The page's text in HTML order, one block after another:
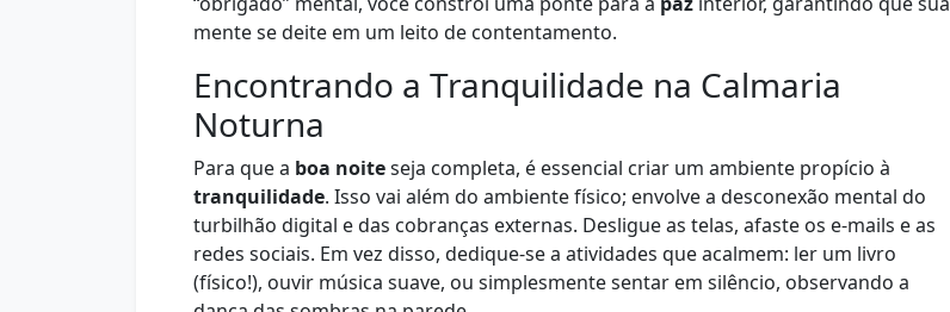
mente se deite em um leito de contentamento.
Encontrando a Tranquilidade na Calmaria
Noturna
Para que a boa noiteseja completa, é essencial criar um ambiente propício à
tranquilidade. Isso vai além do ambiente físico; envolve a desconexão mental do
turbilhão digital e das cobranças externas. Desligue as telas, afaste os e-mails e as
redes sociais. Em vez disso, dedique-se a atividades que acalmem: ler um livro
(físico!), ouvir música suave, ou simplesmente sentar em silêncio, observando a